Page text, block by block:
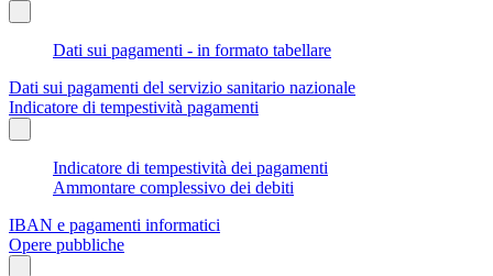
Dati sui pagamenti - in formato tabellare
Dati sui pagamenti del servizio sanitario nazionale
Indicatore di tempestività pagamenti
Indicatore di tempestività dei pagamenti
Ammontare complessivo dei debiti
IBAN e pagamenti informatici
Opere pubbliche